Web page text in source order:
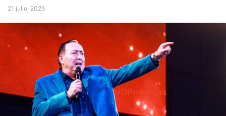
21 julio, 2025